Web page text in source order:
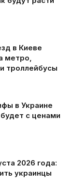
в Киеве
метро,
троллейбусы
в Украине
с ценами
2026 года:
украинцы